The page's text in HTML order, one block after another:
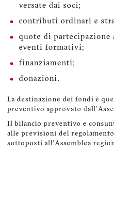
versate dai soci;
contributi ordinari e
quote di partecipazione
eventi formativi;
finanziamenti;
donazioni.
La destinazione dei fondi è
preventivo approvato
Il bilancio preventivo e
alle previsioni del
sottoposti all'Assemblea